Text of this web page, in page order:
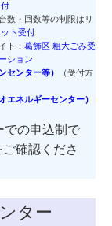
数・回数等の制限はリ
ト受付
ト： 葛飾区 粗大ごみ受
ション
センター等）
（受付方
エネルギーセンター）
の申込制で
確認くださ
ター